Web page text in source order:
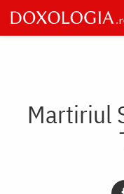
Skip
to
main
Martiriul